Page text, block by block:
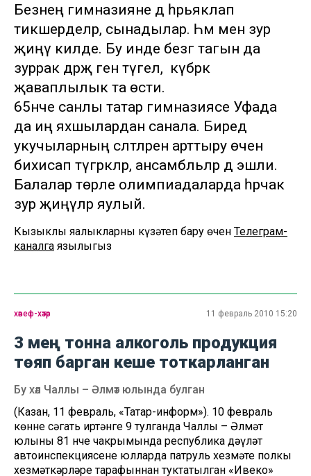
Безнең гимназияне дә һәрьяклап
тикшерделәр, сынадылар. Һәм менә зур
җиңү килде. Бу инде безгә тагын да
зуррак дәрәҗә генә түгел, ә күбрәк
җаваплылык та өсти.
65нче санлы татар гимназиясе Уфада
да иң яхшылардан санала. Биредә
укучыларның сәләтләрен арттыру өчен
бихисап түгәрәкләр, ансамбльләр дә эшли.
Балалар төрле олимпиадаларда һәрчак
зур җиңүләр яулый.
Кызыклы яңалыкларны күзәтеп бару өчен Телеграм-
каналга язылыгыз
хәвеф-хәтәр 11 февраль 2010 15:20
3 мең тонна алкоголь продукция
төяп барган кеше тоткарланган
Бу хәл Чаллы – Әлмәт юлында булган
(Казан, 11 февраль, «Татар-информ»). 10 февраль
көнне сәгать иртәнге 9 тулганда Чаллы – Әлмәт
юлының 81 нче чакрымында республика дәүләт
автоинспекциясенең юлларда патруль хезмәте полкы
хезмәткәрләре тарафыннан туктатылган «Ивеко»